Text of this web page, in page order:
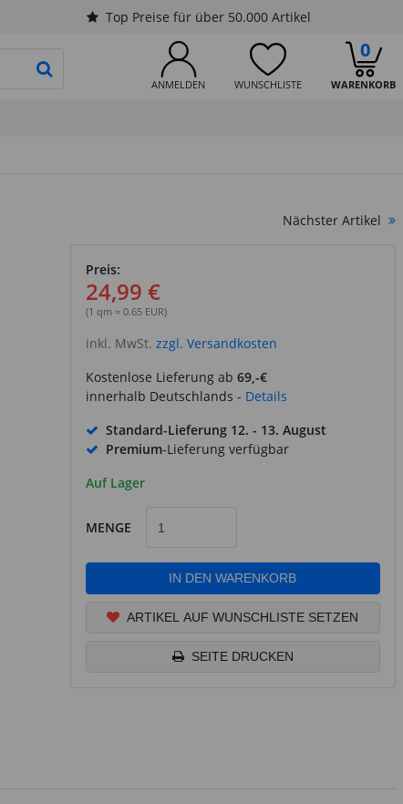
Top Preise für über 50.000 Artikel
ANMELDEN WUNSCHLISTE WARENKORB
0
PRODUKTSUCHE STARTEN
Nächster Artikel
Preis:
24,99 €
(1 qm = 0.65 EUR)
inkl. MwSt. zzgl. Versandkosten
Kostenlose Lieferung ab 69,-€
innerhalb Deutschlands - Details
Standard-Lieferung 12. - 13. August
Premium-Lieferung verfügbar
Auf Lager
MENGE
IN DEN WARENKORB
ARTIKEL AUF WUNSCHLISTE SETZEN
SEITE DRUCKEN